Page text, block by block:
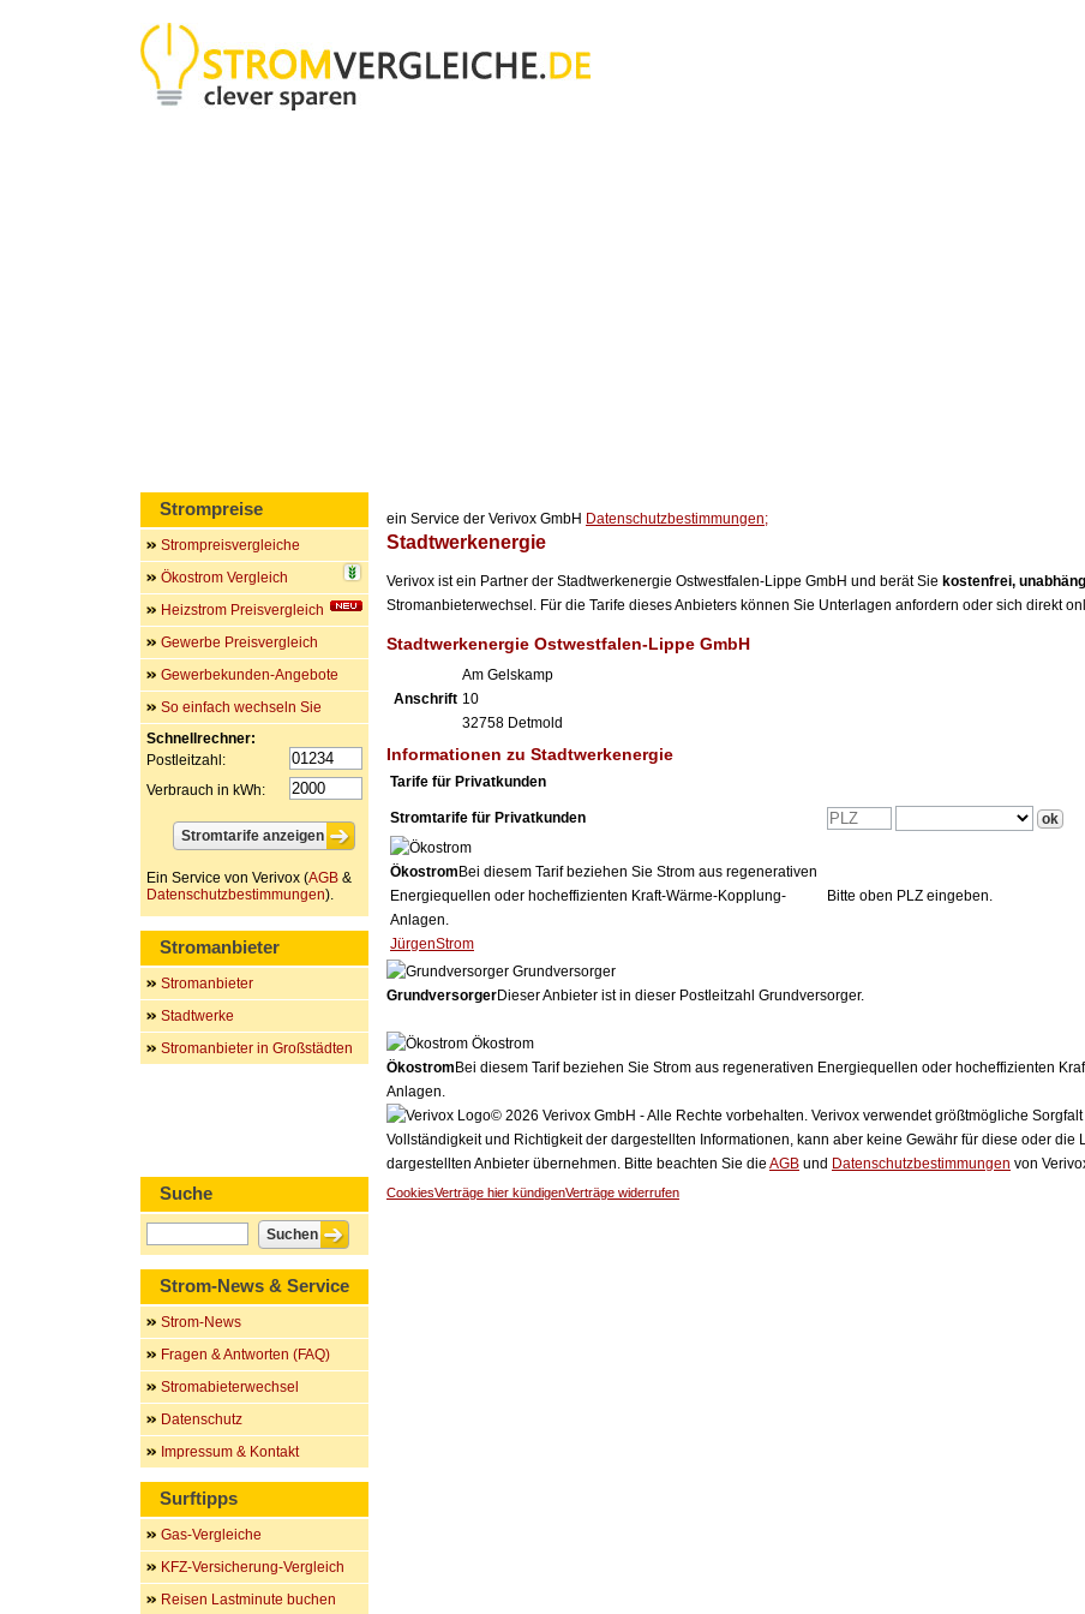
ein Service der Verivox GmbH Datenschutzbestimmungen;
Stadtwerkenergie
Verivox ist ein Partner der Stadtwerkenergie Ostwestfalen-Lippe GmbH und berät Sie kostenfrei,
Stromanbieterwechsel. Für die Tarife dieses Anbieters können Sie Unterlagen anfordern oder sich direkt
Stadtwerkenergie Ostwestfalen-Lippe GmbH
Anschrift
Am Gelskamp
10
32758 Detmold
Informationen zu Stadtwerkenergie
Tarife für Privatkunden
Stromtarife für Privatkunden
Ökostrom Bei diesem Tarif beziehen Sie Strom aus regenerativen
Energiequellen oder hocheffizienten Kraft-Wärme-Kopplung-
Anlagen.
JürgenStrom
Bitte oben PLZ eingeben.
Grundversorger
GrundversorgerDieser Anbieter ist in dieser Postleitzahl Grundversorger.
Ökostrom
Ökostrom Bei diesem Tarif beziehen Sie Strom aus regenerativen Energiequellen oder hocheffizienten
Anlagen.
© 2026 Verivox GmbH - Alle Rechte vorbehalten. Verivox verwendet größtmögliche Sorgfalt
Vollständigkeit und Richtigkeit der dargestellten Informationen, kann aber keine Gewähr für diese oder die
dargestellten Anbieter übernehmen. Bitte beachten Sie die AGB und Datenschutzbestimmungen von
CookiesVerträge hier kündigenVerträge widerrufen
Strompreise
Strompreisvergleiche
Ökostrom Vergleich
Heizstrom Preisvergleich
Gewerbe Preisvergleich
Gewerbekunden-Angebote
So einfach wechseln Sie
Schnellrechner:
Postleitzahl:
Verbrauch in kWh:
Ein Service von Verivox (AGB &
Datenschutzbestimmungen).
Stromanbieter
Stromanbieter
Stadtwerke
Stromanbieter in Großstädten
Suche
Strom-News & Service
Strom-News
Fragen & Antworten (FAQ)
Stromabieterwechsel
Datenschutz
Impressum & Kontakt
Surftipps
Gas-Vergleiche
KFZ-Versicherung-Vergleich
Reisen Lastminute buchen